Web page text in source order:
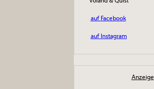
auf Facebook
auf Instagram
Anzeige